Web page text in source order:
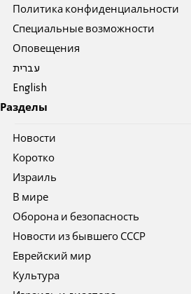
Политика конфиденциальности
Специальные возможности
Оповещения
עברית
English
Разделы
Новости
Коротко
Израиль
В мире
Оборона и безопасность
Новости из бывшего СССР
Еврейский мир
Культура